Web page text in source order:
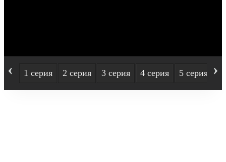
‹ 1 серия 2 серия 3 серия 4 серия 5 серия ›